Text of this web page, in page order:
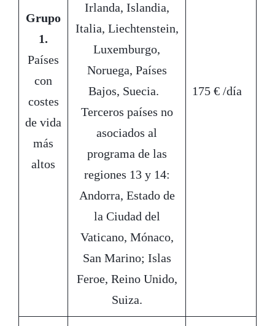
Grupo
1.
Países
con
costes
de vida
más
altos
Irlanda, Islandia,
Italia, Liechtenstein,
Luxemburgo,
Noruega, Países
Bajos, Suecia.
Terceros países no
asociados al
programa de las
regiones 13 y 14:
Andorra, Estado de
la Ciudad del
Vaticano, Mónaco,
San Marino; Islas
Feroe, Reino Unido,
Suiza.
175 € /día